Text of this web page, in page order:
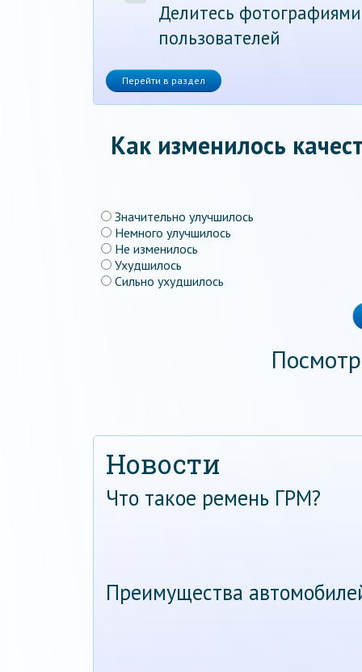
Делитесь
пользователей
Перейти в раздел
Как изменилось
Значительно улучшилось
Немного улучшилось
Не изменилось
Ухудшилось
Сильно ухудшилось
Новости
Что такое ремень ГРМ?
Преимущества